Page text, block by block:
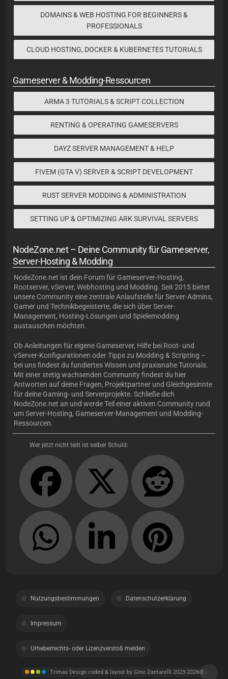
DOMAINS & WEB HOSTING FOR BEGINNERS &
PROFESSIONALS
CLOUD HOSTING, DOCKER & KUBERNETES TUTORIALS
Gameserver & Modding-Ressourcen
ARMA 3 TUTORIALS & SCRIPT COLLECTION
RENTING & OPERATING GAMESERVERS
DAYZ SERVER MANAGEMENT & HELP
FIVEM (GTA V) SERVER & SCRIPT DEVELOPMENT
RUST SERVER MODDING & ADMINISTRATION
SETTING UP & OPTIMIZING ARK SURVIVAL SERVERS
NodeZone.net – Deine Community für Gameserver,
Server-Hosting & Modding
NodeZone.net ist dein Forum für Gameserver-Hosting,
Rootserver, vServer, Webhosting und Modding. Seit 2015 bietet
unsere Community eine zentrale Anlaufstelle für Server-Admins,
Gamer und Technikbegeisterte, die sich über Server-
Management, Hosting-Lösungen und Spielemodding
austauschen möchten.
Ob Anleitungen für eigene Gameserver, Hilfe bei Root- und
vServer-Konfigurationen oder Tipps zu Modding & Scripting –
bei uns findest du fundiertes Wissen und praxisnahe Tutorials.
Mit einer stetig wachsenden Community findest du hier
Antworten auf deine Fragen, Projektpartner und Gleichgesinnte
für deine Gaming- und Serverprojekte. Schließe dich
NodeZone.net an und werde Teil einer aktiven Community rund
um Server-Hosting, Gameserver-Management und Modding-
Ressourcen.
Wer jetzt nicht teilt ist selber Schuld:
Nutzungsbestimmungen Datenschutzerklärung
Impressum
Urheberrechts- oder Lizenzverstoß melden
Trimax Design coded & layout by Gino Zantarelli 2023-2026©